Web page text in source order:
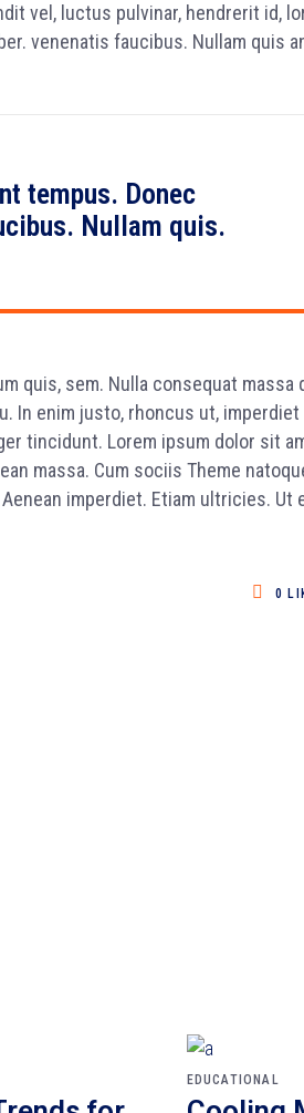
vel, luctus pulvinar, hendrerit id,
venenatis faucibus. Nullam quis
tempus. Donec
Nullam quis.
quis, sem. Nulla consequat massa
In enim justo, rhoncus ut, imperdiet
tincidunt. Lorem ipsum dolor sit
massa. Cum sociis Theme
imperdiet. Etiam ultricies. Ut
0
EDUCATIONAL